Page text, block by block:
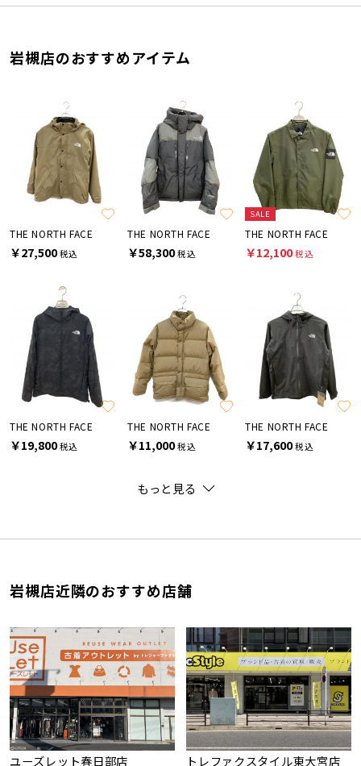
岩槻店のおすすめアイテム
THE NORTH FACE
￥27,500税込
THE NORTH FACE
￥58,300税込
SALE
THE NORTH FACE
￥12,100税込
THE NORTH FACE
￥19,800税込
THE NORTH FACE
￥11,000税込
THE NORTH FACE
￥17,600税込
もっと見る
岩槻店近隣のおすすめ店舗
ユーズレット春日部店 トレファクスタイル東大宮店